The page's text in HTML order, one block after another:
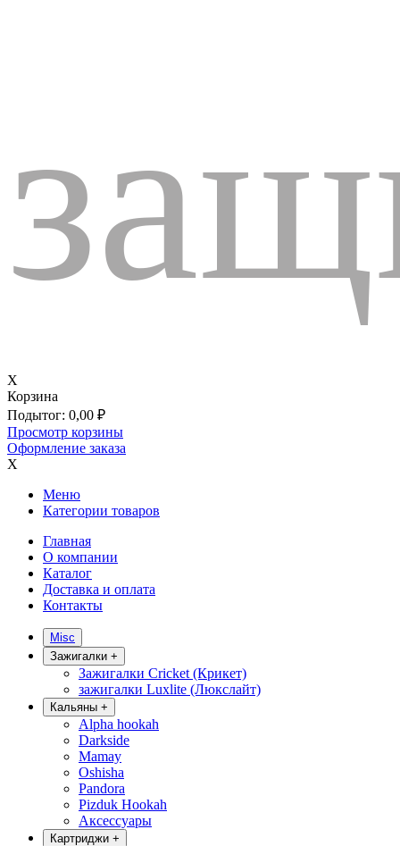
X
Корзина
Подытог: 0,00 ₽
Просмотр корзины
Оформление заказа
X
Меню
Категории товаров
Главная
О компании
Каталог
Доставка и оплата
Контакты
Misc
Зажигалки +
Зажигалки Cricket (Крикет)
зажигалки Luxlite (Люкслайт)
Кальяны +
Alpha hookah
Darkside
Mamay
Oshisha
Pandora
Pizduk Hookah
Аксессуары
Картриджи +